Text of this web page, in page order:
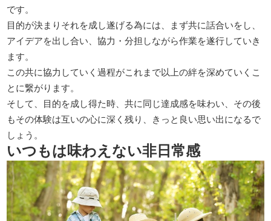
です。
目的が決まりそれを成し遂げる為には、まず共に話合いをし、
アイデアを出し合い、協力・分担しながら作業を遂行していき
ます。
この共に協力していく過程がこれまで以上の絆を深めていくこ
とに繋がります。
そして、目的を成し得た時、共に同じ達成感を味わい、その後
もその体験は互いの心に深く残り、きっと良い思い出になるで
しょう。
いつもは味わえない非日常感